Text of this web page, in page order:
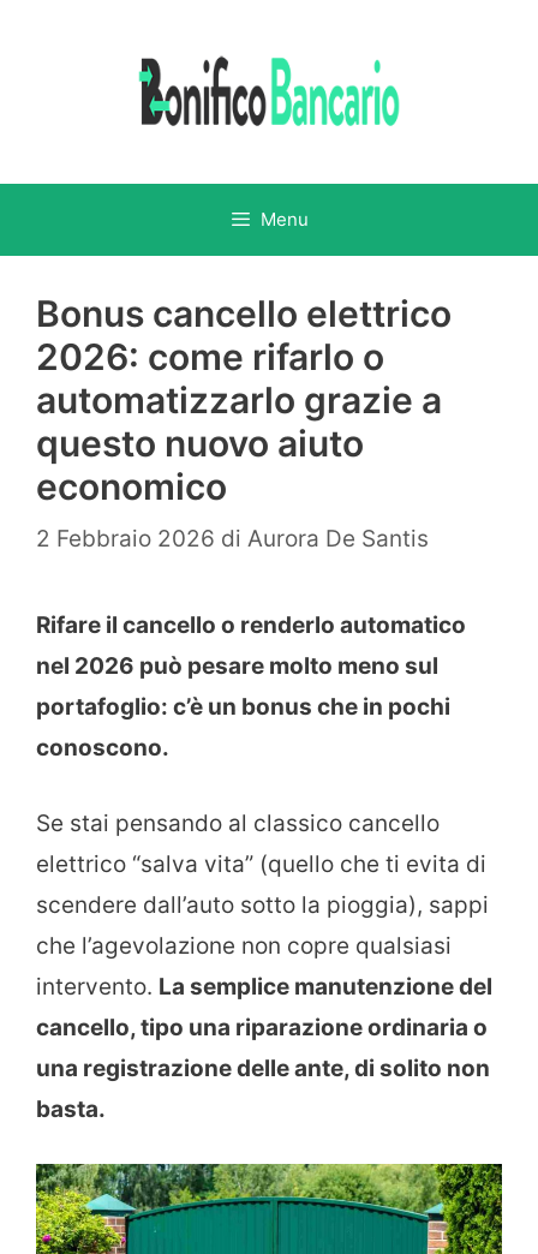
Menu
Bonus cancello elettrico
2026: come rifarlo o
automatizzarlo grazie a
questo nuovo aiuto
economico
2 Febbraio 2026 di Aurora De Santis
Rifare il cancello o renderlo automatico
nel 2026 può pesare molto meno sul
portafoglio: c’è un bonus che in pochi
conoscono.
Se stai pensando al classico cancello
elettrico “salva vita” (quello che ti evita di
scendere dall’auto sotto la pioggia), sappi
che l’agevolazione non copre qualsiasi
intervento. La semplice manutenzione del
cancello, tipo una riparazione ordinaria o
una registrazione delle ante, di solito non
basta.